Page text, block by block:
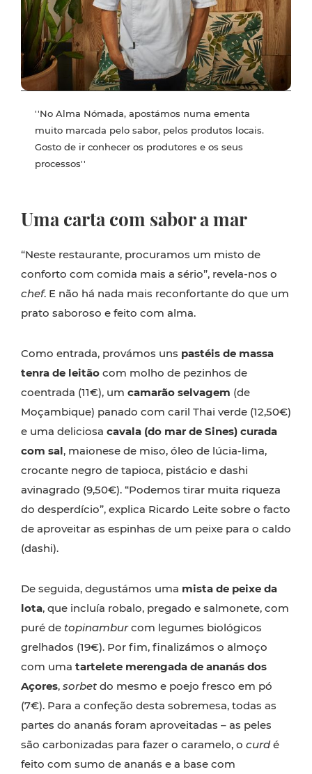
''No Alma Nómada, apostámos numa ementa
muito marcada pelo sabor, pelos produtos locais.
Gosto de ir conhecer os produtores e os seus
processos''
Uma carta com sabor a mar
“Neste restaurante, procuramos um misto de
conforto com comida mais a sério”, revela-nos o
chef. E não há nada mais reconfortante do que um
prato saboroso e feito com alma.
Como entrada, provámos uns pastéis de massa
tenra de leitão com molho de pezinhos de
coentrada (11€), um camarão selvagem (de
Moçambique) panado com caril Thai verde (12,50€)
e uma deliciosa cavala (do mar de Sines) curada
com sal, maionese de miso, óleo de lúcia-lima,
crocante negro de tapioca, pistácio e dashi
avinagrado (9,50€). “Podemos tirar muita riqueza
do desperdício”, explica Ricardo Leite sobre o facto
de aproveitar as espinhas de um peixe para o caldo
(dashi).
De seguida, degustámos uma mista de peixe da
lota, que incluía robalo, pregado e salmonete, com
puré de topinamburcom legumes biológicos
grelhados (19€). Por fim, finalizámos o almoço
com uma tartelete merengada de ananás dos
Açores, sorbet do mesmo e poejo fresco em pó
(7€). Para a confeção desta sobremesa, todas as
partes do ananás foram aproveitadas – as peles
são carbonizadas para fazer o caramelo, o curdé
feito com sumo de ananás e a base com